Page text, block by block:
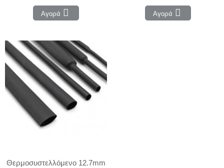
Αγορά Αγορά
Θερμοσυστελλόμενο 12.7mm